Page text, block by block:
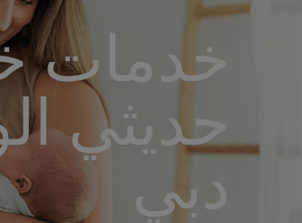
خدمات
حديثي
دبي